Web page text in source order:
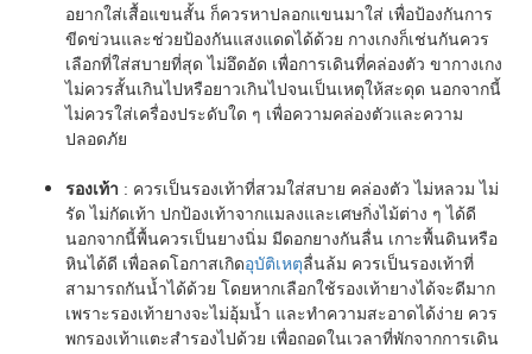
อยากใส่เสื้อแขนสั้น ก็ควรหาปลอกแขนมาใส่ เพื่อป้องกันการ
ขีดข่วนและช่วยป้องกันแสงแดดได้ด้วย กางเกงก็เช่นกันควร
เลือกที่ใส่สบายที่สุด ไม่อึดอัด เพื่อการเดินที่คล่องตัว ขากางเกง
ไม่ควรสั้นเกินไปหรือยาวเกินไปจนเป็นเหตุให้สะดุด นอกจากนี้
ไม่ควรใส่เครื่องประดับใด ๆ เพื่อความคล่องตัวและความ
ปลอดภัย
รองเท้า : ควรเป็นรองเท้าที่สวมใส่สบาย คล่องตัว ไม่หลวม ไม่
รัด ไม่กัดเท้า ปกป้องเท้าจากแมลงและเศษกิ่งไม้ต่าง ๆ ได้ดี
นอกจากนี้พื้นควรเป็นยางนิ่ม มีดอกยางกันลื่น เกาะพื้นดินหรือ
หินได้ดี เพื่อลดโอกาสเกิดอุบัติเหตุลื่นล้ม ควรเป็นรองเท้าที่
สามารถกันน้ำได้ด้วย โดยหากเลือกใช้รองเท้ายางได้จะดีมาก
เพราะรองเท้ายางจะไม่อุ้มน้ำ และทำความสะอาดได้ง่าย ควร
พกรองเท้าแตะสำรองไปด้วย เพื่อถอดในเวลาที่พักจากการเดิน